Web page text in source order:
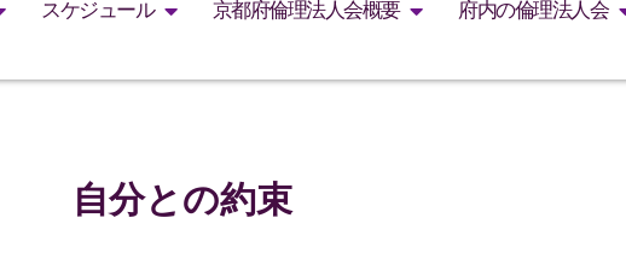
スケジュール 京都府倫理法人会概要 府内の倫理法人会
自分との約束